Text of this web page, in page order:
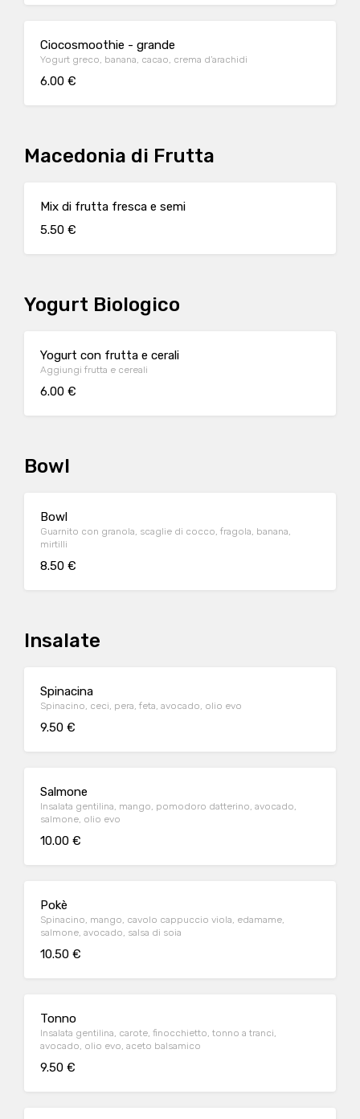
Ciocosmoothie - grande
Yogurt greco, banana, cacao, crema d’arachidi
6.00 €
Macedonia di Frutta
Mix di frutta fresca e semi
5.50 €
Yogurt Biologico
Yogurt con frutta e cerali
Aggiungi frutta e cereali
6.00 €
Bowl
Bowl
Guarnito con granola, scaglie di cocco, fragola, banana,
mirtilli
8.50 €
Insalate
Spinacina
Spinacino, ceci, pera, feta, avocado, olio evo
9.50 €
Salmone
Insalata gentilina, mango, pomodoro datterino, avocado,
salmone, olio evo
10.00 €
Pokè
Spinacino, mango, cavolo cappuccio viola, edamame,
salmone, avocado, salsa di soia
10.50 €
Tonno
Insalata gentilina, carote, finocchietto, tonno a tranci,
avocado, olio evo, aceto balsamico
9.50 €